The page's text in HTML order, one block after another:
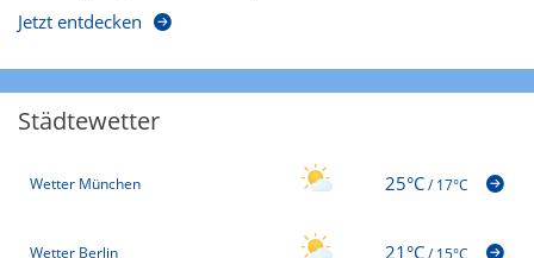
Jetzt entdecken
Städtewetter
Wetter München 25°C/17°C
Wetter Berlin 21°C/15°C